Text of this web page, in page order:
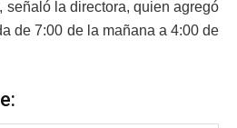
, señaló la directora, quien agregó
de 7:00 de la mañana a 4:00 de